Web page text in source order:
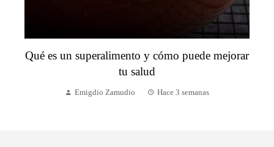
Qué es un superalimento y cómo puede mejorar
tu salud
Emigdio Zamudio Hace 3 semanas